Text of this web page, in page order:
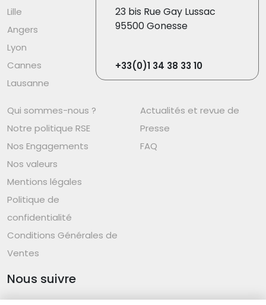
Lille
Angers
Lyon
Cannes
Lausanne
23 bis Rue Gay Lussac
95500 Gonesse
+33(0)1 34 38 33 10
Qui sommes-nous ?
Notre politique RSE
Nos Engagements
Nos valeurs
Mentions légales
Politique de
confidentialité
Conditions Générales de
Ventes
Nous suivre
Actualités et revue de
Presse
FAQ